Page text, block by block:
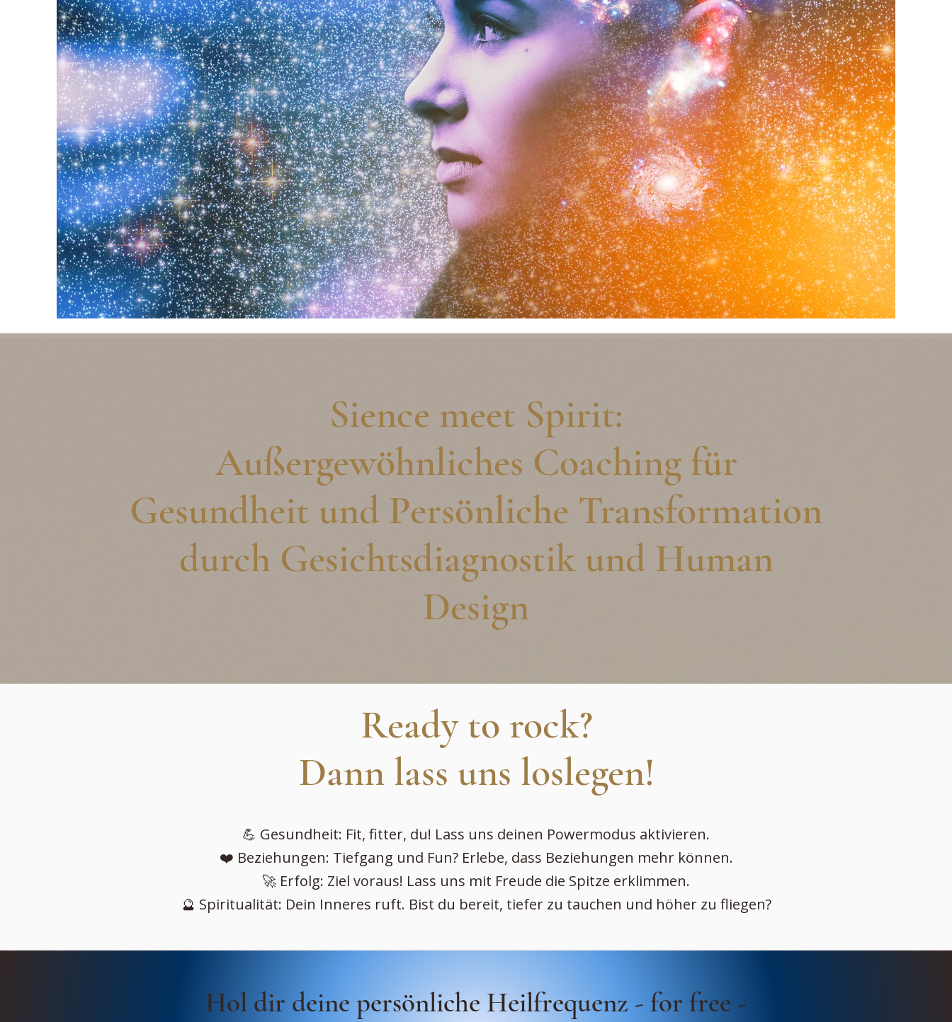
Sience meet Spirit:
Außergewöhnliches Coaching für
Gesundheit und Persönliche Transformation
durch Gesichtsdiagnostik und Human
Design
Ready to rock?
Dann lass uns loslegen!
💪 Gesundheit: Fit, fitter, du! Lass uns deinen Powermodus aktivieren.
❤️ Beziehungen: Tiefgang und Fun? Erlebe, dass Beziehungen mehr können.
🚀 Erfolg: Ziel voraus! Lass uns mit Freude die Spitze erklimmen.
🔮 Spiritualität: Dein Inneres ruft. Bist du bereit, tiefer zu tauchen und höher zu fliegen?
Hol dir deine persönliche Heilfrequenz - for free -